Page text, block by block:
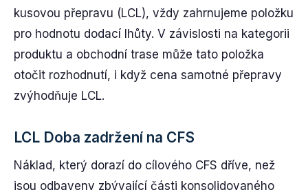
kusovou přepravu (LCL), vždy zahrnujeme položku
pro hodnotu dodací lhůty. V závislosti na kategorii
produktu a obchodní trase může tato položka
otočit rozhodnutí, i když cena samotné přepravy
zvýhodňuje LCL.
LCL Doba zadržení na CFS
Náklad, který dorazí do cílového CFS dříve, než
jsou odbaveny zbývající části konsolidovaného